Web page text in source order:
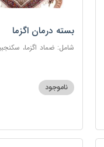
بسته درمان اگزما
شامل: ضماد اگزما،
110ناموجود